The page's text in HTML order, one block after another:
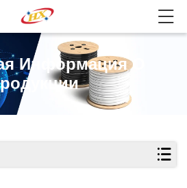
Информация О